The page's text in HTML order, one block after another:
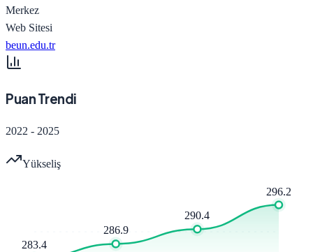
Merkez
Web Sitesi
beun.edu.tr
Puan Trendi
2022 - 2025
Yükseliş
283.4
286.9
290.4
296.2